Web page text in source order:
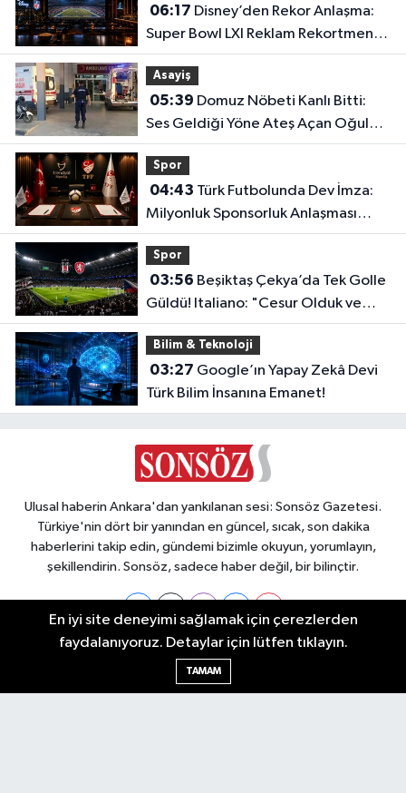
06:17
Super Bowl LXI Reklam Rekortmeni
Oldu!
Asayiş
05:39
Ses Geldiği Yöne Ateş Açan Oğul
Babasını Öldürdü!
Spor
04:43
Milyonluk Sponsorluk Anlaşması
Uzatıldı!
Spor
03:56
Güldü! Italiano: "Cesur Olduk ve
Karşılığını Aldık"
Bilim & Teknoloji
03:27
Türk Bilim İnsanına Emanet!
Ulusal haberin Ankara'dan yankılanan sesi: Sonsöz Gazetesi.
Türkiye'nin dört bir yanından en güncel, sıcak, son dakika
haberlerini takip edin, gündemi bizimle okuyun, yorumlayın,
şekillendirin. Sonsöz, sadece haber değil, bir bilinçtir.
Ankara Nöbetçi Eczaneler
En iyi site deneyimi sağlamak için çerezlerden
faydalanıyoruz. Detaylar için lütfen tıklayın.
TAMAM